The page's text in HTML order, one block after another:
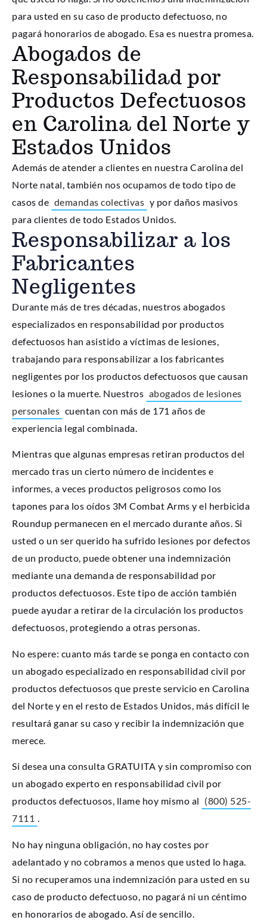
para usted en su caso de producto defectuoso, no
pagará honorarios de abogado. Esa es nuestra promesa.
Abogados de
Responsabilidad por
Productos Defectuosos
en Carolina del Norte y
Estados Unidos
Además de atender a clientes en nuestra Carolina del
Norte natal, también nos ocupamos de todo tipo de
casos de demandas colectivas y por daños masivos
para clientes de todo Estados Unidos.
Responsabilizar a los
Fabricantes
Negligentes
Durante más de tres décadas, nuestros abogados
especializados en responsabilidad por productos
defectuosos han asistido a víctimas de lesiones,
trabajando para responsabilizar a los fabricantes
negligentes por los productos defectuosos que causan
lesiones o la muerte. Nuestros abogados de lesiones
personales cuentan con más de 171 años de
experiencia legal combinada.
Mientras que algunas empresas retiran productos del
mercado tras un cierto número de incidentes e
informes, a veces productos peligrosos como los
tapones para los oídos 3M Combat Arms y el herbicida
Roundup permanecen en el mercado durante años. Si
usted o un ser querido ha sufrido lesiones por defectos
de un producto, puede obtener una indemnización
mediante una demanda de responsabilidad por
productos defectuosos. Este tipo de acción también
puede ayudar a retirar de la circulación los productos
defectuosos, protegiendo a otras personas.
No espere: cuanto más tarde se ponga en contacto con
un abogado especializado en responsabilidad civil por
productos defectuosos que preste servicio en Carolina
del Norte y en el resto de Estados Unidos, más difícil le
resultará ganar su caso y recibir la indemnización que
merece.
Si desea una consulta GRATUITA y sin compromiso con
un abogado experto en responsabilidad civil por
productos defectuosos, llame hoy mismo al (800) 525-
7111 .
No hay ninguna obligación, no hay costes por
adelantado y no cobramos a menos que usted lo haga.
Si no recuperamos una indemnización para usted en su
caso de producto defectuoso, no pagará ni un céntimo
en honorarios de abogado. Así de sencillo.